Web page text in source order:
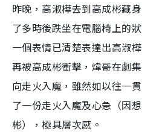
昨晚，高淑樺去到高成彬藏
了多時後跌坐在電腦椅上的
一個表情已清楚表達出高淑
再被高成彬衝擊，煒哥在劇
向走火入魔，雖然如以往一
了一份走火入魔及心急（因
彬），極具層次感。